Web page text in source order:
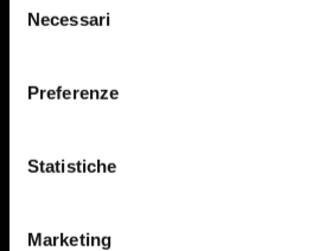
delNecessari
Preferenze
Statistiche
Marketing